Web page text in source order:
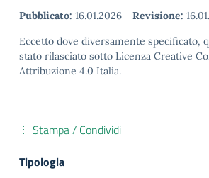
Pubblicato: 16.01.2026 - Revisione:
Eccetto dove diversamente specificato,
stato rilasciato sotto Licenza Creative
Attribuzione 4.0 Italia.
Stampa / Condividi
Tipologia